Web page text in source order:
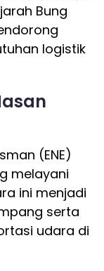
Bung
logistik
(ENE)
melayani
ini menjadi
serta
udara di